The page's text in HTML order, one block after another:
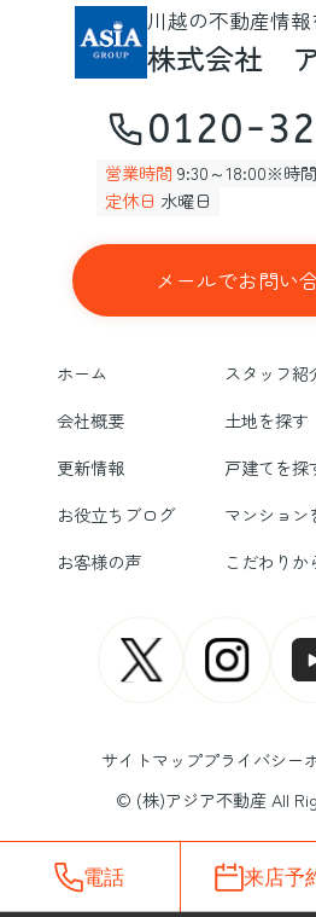
川越の不動産情
株式会社
0120-
営業時間 9:30～18:00※時
定休日 水曜日
メールでお問い
ホーム スタッフ紹
会社概要
土地を探す
更新情報
戸建てを探
お役立ちブログ
マンション
お客様の声
こだわりか
サイトマッププライバシー
© (株)アジア不動産 All
電話 来店予